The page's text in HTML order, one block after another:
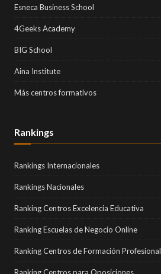
Esneca Business School
4Geeks Academy
BIG School
Aina Institute
Más centros formativos
Rankings
Rankings Internacionales
Rankings Nacionales
Ranking Centros Excelencia Educativa
Ranking Escuelas de Negocio Online
Ranking Centros de Formación Profesional